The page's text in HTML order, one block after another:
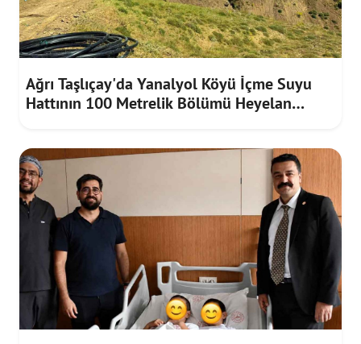
Ağrı Taşlıçay'da Yanalyol Köyü İçme Suyu
Hattının 100 Metrelik Bölümü Heyelan